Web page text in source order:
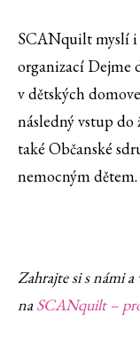
SCANquilt myslí i
organizací Dejme
v dětských
následný vstup do
také Občanské
nemocným dětem.
Zahrajte si s námi
naSCANquilt –